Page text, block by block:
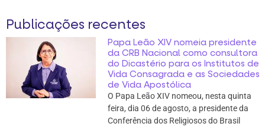
Publicações recentes
Papa Leão XIV nomeia presidente
da CRB Nacional como consultora
do Dicastério para os Institutos de
Vida Consagrada e as Sociedades
de Vida Apostólica
O Papa Leão XIV nomeou, nesta quinta
feira, dia 06 de agosto, a presidente da
Conferência dos Religiosos do Brasil